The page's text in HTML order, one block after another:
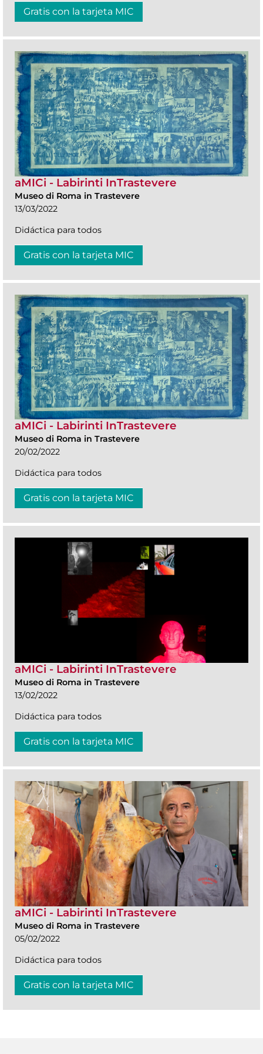
Gratis con la tarjeta MIC
aMICi - Labirinti InTrastevere
Museo di Roma in Trastevere
13/03/2022
Didáctica para todos
Gratis con la tarjeta MIC
aMICi - Labirinti InTrastevere
Museo di Roma in Trastevere
20/02/2022
Didáctica para todos
Gratis con la tarjeta MIC
aMICi - Labirinti InTrastevere
Museo di Roma in Trastevere
13/02/2022
Didáctica para todos
Gratis con la tarjeta MIC
aMICi - Labirinti InTrastevere
Museo di Roma in Trastevere
05/02/2022
Didáctica para todos
Gratis con la tarjeta MIC